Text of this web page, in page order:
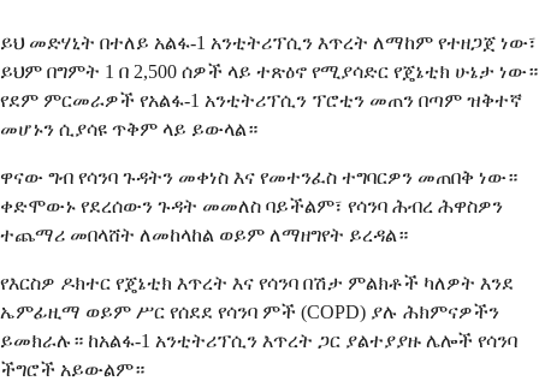
ይህ መድሃኒት በተለይ አልፋ-1 አንቲትሪፕሲን እጥረት ለማከም የተዘጋጀ ነው፣
ይህም በግምት 1 በ 2,500 ሰዎች ላይ ተጽዕኖ የሚያሳድር የጄኔቲክ ሁኔታ ነው።
የደም ምርመራዎች የአልፋ-1 አንቲትሪፕሲን ፕሮቲን መጠን በጣም ዝቅተኛ
መሆኑን ሲያሳዩ ጥቅም ላይ ይውላል።
ዋናው ግብ የሳንባ ጉዳትን መቀነስ እና የመተንፈስ ተግባርዎን መጠበቅ ነው።
ቀድሞውኑ የደረሰውን ጉዳት መመለስ ባይችልም፣ የሳንባ ሕብረ ሕዋስዎን
ተጨማሪ መበላሸት ለመከላከል ወይም ለማዘግየት ይረዳል።
የእርስዎ ዶክተር የጄኔቲክ እጥረት እና የሳንባ በሽታ ምልክቶች ካለዎት እንደ
ኤምፊዚማ ወይም ሥር የሰደደ የሳንባ ምች (COPD) ያሉ ሕክምናዎችን
ይመክራሉ። ከአልፋ-1 አንቲትሪፕሲን እጥረት ጋር ያልተያያዙ ሌሎች የሳንባ
ችግሮች አይውልም።